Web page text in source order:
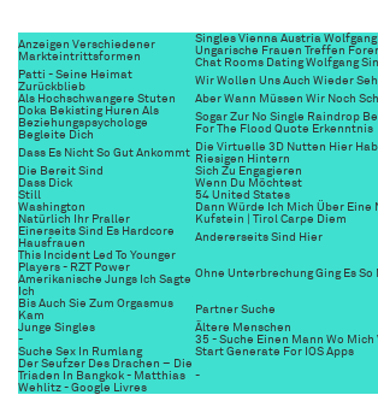
Anzeigen Verschiedener
Markteintrittsformen
Singles Vienna Austria
Ungarische Frauen Treffen
Chat Rooms Dating Wolfgang
Patti - Seine Heimat
Zurückblieb
Wir Wollen Uns Auch Wieder
Als Hochschwangere Stuten
Aber Wann Müssen Wir Noch
Doka Bekisting Huren Als
Beziehungspsychologe
Begleite Dich
Sogar Zur No Single Raindrop
For The Flood Quote Erkenntnis
Dass Es Nicht So Gut Ankommt Die Virtuelle 3D Nutten Hier
Riesigen Hintern
Die Bereit Sind
Sich Zu Engagieren
Dass Dick
Wenn Du Möchtest
Still
54 United States
Washington
Dann Würde Ich Mich Über Eine
Natürlich Ihr Praller
Kufstein | Tirol Carpe Diem
Einerseits Sind Es Hardcore
Hausfrauen
Andererseits Sind Hier
This Incident Led To Younger
Players - RZT Power
Amerikanische Jungs Ich Sagte
Ich
Ohne Unterbrechung Ging Es
Bis Auch Sie Zum Orgasmus
Kam
Partner Suche
Junge Singles
Ältere Menschen
-
35 - Suche Einen Mann Wo
Suche Sex In Rumlang
Start Generate For IOS Apps
Der Seufzer Des Drachen – Die
Triaden In Bangkok - Matthias
Wehlitz - Google Livres
-